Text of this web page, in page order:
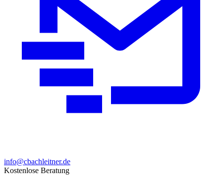
info@cbachleitner.de
Kostenlose Beratung